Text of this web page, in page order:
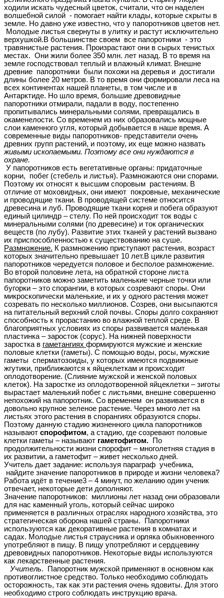
ходили искать чудесный цветок, считали, что он наделен
волшебной силой - помогает найти клады, которые скрыты в
земле. Но давно уже известно, что у папоротников цветов нет.
Молодые листья свернуты в улитку и растут исключительно
верхушкой.В большинстве своем все папоротники - это
травянистые растения. Произрастают они в сырых тенистых
местах. Они жили более 350 млн. лет назад. В то время на
земле господствовал теплый и влажный климат. Внешне
древние папоротники были похожи на деревья и достигали
длины более 20 метров. В то время они формировали леса на
всех континентах нашей планеты, в том числе и в
Антарктиде. Но шло время, большие древовидные
папоротники отмирали, падали в воду, постепенно
пропитывались минеральными солями, превращались в
окаменелости. Со временем из них образовались мощные
слои каменного угля, который добывается в наше время. А
современные виды папоротников- представители очень
древних групп растений, и поэтому, их еще можно назвать
живыми ископаемыми. Поэтому все они нуждаются в
охране.
У папоротников есть вегетативные органы: придаточные
корни, побег (стебель и листья). Размножаются они спорами.
Поэтому их относят к высшим споровым растениям. В
отличие от моховидных, они имеют покровные, механические
и проводящие ткани. В проводящей системе относится
древесина и луб. Проводящие ткани корня и побега образуют
единый цилиндр – стелу. По ней происходит ток воды с
минеральными солями (по древесине) и ток органических
веществ (по лубу). Развитие этих тканей у растений вызвано
их приспособленностью к существованию на суше.
Размножение. К размножению приступают растения, возраст
которых значительно превышает 10 лет.В цикле развития
папоротников чередуется половое и бесполое размножение.
Во второй половине лета, на обратной стороне листа
папоротников можно заметить маленькие черные точки или
бугорки – это спорангии, в которых созревают споры. Они
микроскопически маленькие, и их у одного растения может
созревать по несколько миллионов. Созрев, они высыпаются
на питательный верхний слой почвы. Споры долго сохраняют
способность к прорастанию во влажной теплой среде. В
благоприятных условиях из споры развивается маленькая
пластинка – заросток (сорус). На нижней поверхности
заростка в гаметангиях формируются мужские и женские
половые клетки (гаметы). С помощью воды, росы, мужские
гаметы сперматозоиды, у которых имеются подвижные
жгутики, приближаются к яйцеклеткам и происходит
оплодотворение. (Слияние мужской и женской половых
клеток). На заростке из оплодотворенной яйцеклетки – зиготы
вырастает маленький побег с листьями, внешне совершенно
непохожий на папоротник. Со временем он развивается в
довольно крупное зеленое растение. Через много лет на
листьях этого растения в спорангиях образуются споры.
Поэтому данную стадию жизненного цикла папоротников
называют спорофитом, а стадию, где созревают половые
клетки гаметы – называют гаметофитом. По
продолжительности жизни спорофит – многолетняя стадия в
их развитии, а гаметофит – живет несколько дней.
Учитель дает задание: используя параграф учебника,
найдите значение папоротников в природе и жизни человека?
Работа идёт в течение3 – 4 минут, по желанию один ученик
отвечает, некоторые дети дополняют.
Значение папоротников: миллионы лет назад они образовали
для нас каменный уголь, который сейчас широко
применяется в различных отраслях народного хозяйства, это
стратегическая оборона нашей страны. Папоротники
используются как декоративные растения в комнатах и
садах. Молодые листья страусника и орляка обыкновенного
употребляют в пищу. В пищу употребляют и сердцевину
древовидных папоротников. Некоторые виды используются
как лекарственные растения.
Учитель. Папоротник мужской применяют в основном как
противоглистное средство. Только необходимо соблюдать
осторожность, так как эти растения очень ядовиты. Для этого
необходимо строго соблюдать инструкцию врача.